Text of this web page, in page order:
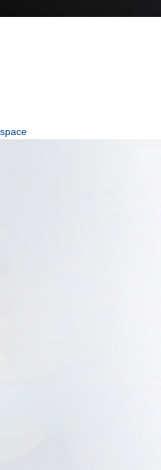
space